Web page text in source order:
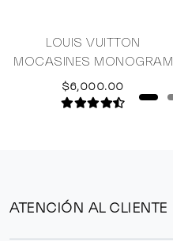
LOUIS VUITTON
MOCASINES MONOGRAM
$6,000.00
ATENCIÓN AL CLIENTE